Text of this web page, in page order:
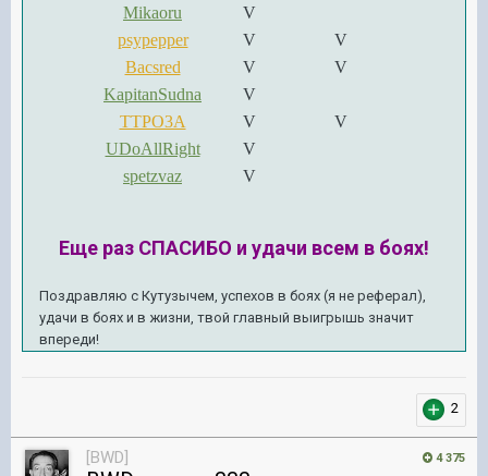
Mikaoru
V
psypepper
V
V
Bacsred
V
V
KapitanSudna
V
TTPO3A
V
V
UDoAllRight
V
spetzvaz
V
Еще раз СПАСИБО и удачи всем в боях!
Поздравляю с Кутузычем, успехов в боях (я не реферал),
удачи в боях и в жизни, твой главный выигрышь значит
впереди!
2
4 375
[BWD]